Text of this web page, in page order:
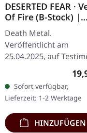
DESERTED FEAR ·
Of Fire (B-Stock) |
BLACK LP
Death Metal.
Veröffentlicht am
25.04.2025, auf
Records. Schwarzes
180g im gefütterten
Innenhülle mit Beilage
und Schutzhülle.…
Sofort verfügbar,
Lieferzeit: 1-2 Werktage
HINZUFÜGEN